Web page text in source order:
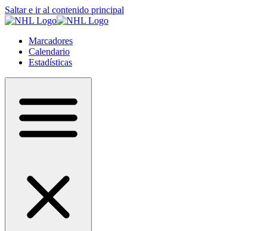
Saltar e ir al contenido principal
Marcadores
Calendario
Estadísticas